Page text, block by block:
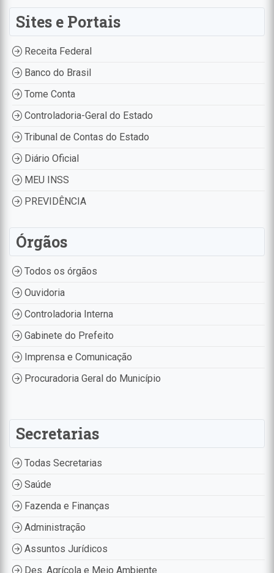
Sites e Portais
Receita Federal
Banco do Brasil
Tome Conta
Controladoria-Geral do Estado
Tribunal de Contas do Estado
Diário Oficial
MEU INSS
PREVIDÊNCIA
Órgãos
Todos os órgãos
Ouvidoria
Controladoria Interna
Gabinete do Prefeito
Imprensa e Comunicação
Procuradoria Geral do Município
Secretarias
Todas Secretarias
Saúde
Fazenda e Finanças
Administração
Assuntos Jurídicos
Des. Agrícola e Meio Ambiente